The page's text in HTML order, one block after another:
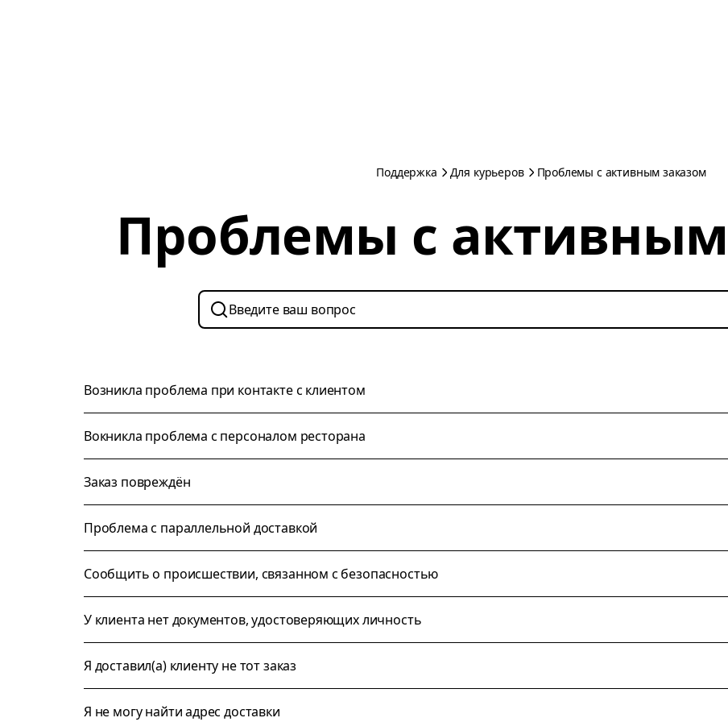
Поддержка Для курьеров Проблемы с активным заказом
Проблемы с
Возникла проблема при контакте с клиентом
Вокникла проблема с персоналом ресторана
Заказ повреждён
Проблема с параллельной доставкой
Сообщить о происшествии, связанном с безопасностью
У клиента нет документов, удостоверяющих личность
Я доставил(а) клиенту не тот заказ
Я не могу найти адрес доставки